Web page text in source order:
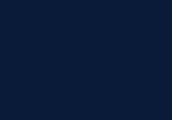
md5, Video url,
more.